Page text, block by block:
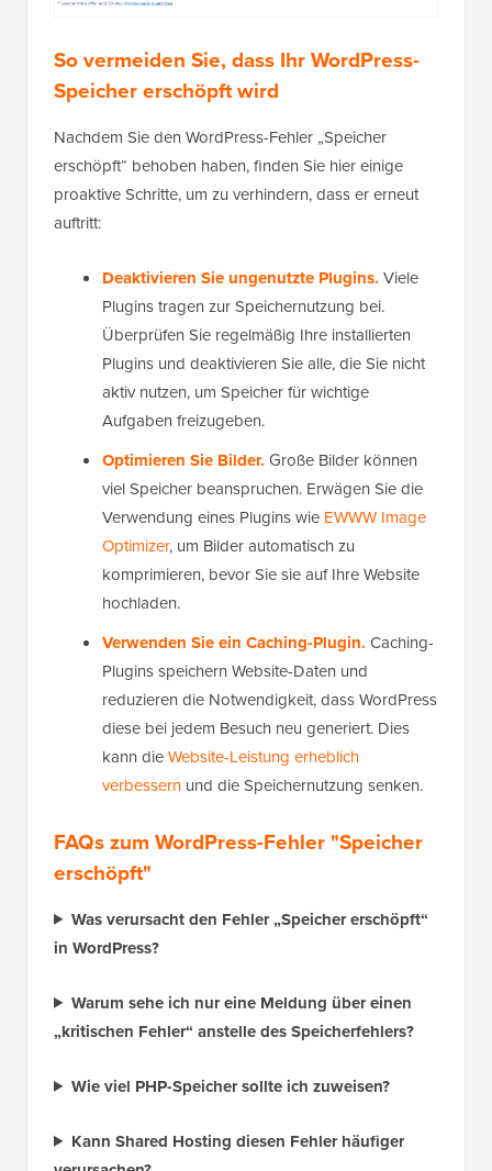
So vermeiden Sie, dass Ihr WordPress-
Speicher erschöpft wird
Nachdem Sie den WordPress-Fehler „Speicher
erschöpft“ behoben haben, finden Sie hier einige
proaktive Schritte, um zu verhindern, dass er erneut
auftritt:
Deaktivieren Sie ungenutzte Plugins. Viele
Plugins tragen zur Speichernutzung bei.
Überprüfen Sie regelmäßig Ihre installierten
Plugins und deaktivieren Sie alle, die Sie nicht
aktiv nutzen, um Speicher für wichtige
Aufgaben freizugeben.
Optimieren Sie Bilder. Große Bilder können
viel Speicher beanspruchen. Erwägen Sie die
Verwendung eines Plugins wie EWWW Image
Optimizer, um Bilder automatisch zu
komprimieren, bevor Sie sie auf Ihre Website
hochladen.
Verwenden Sie ein Caching-Plugin. Caching-
Plugins speichern Website-Daten und
reduzieren die Notwendigkeit, dass WordPress
diese bei jedem Besuch neu generiert. Dies
kann dieWebsite-Leistung erheblich
verbessern und die Speichernutzung senken.
FAQs zum WordPress-Fehler "Speicher
erschöpft"
Was verursacht den Fehler „Speicher erschöpft“
in WordPress?
Warum sehe ich nur eine Meldung über einen
„kritischen Fehler“ anstelle des Speicherfehlers?
Wie viel PHP-Speicher sollte ich zuweisen?
Kann Shared Hosting diesen Fehler häufiger